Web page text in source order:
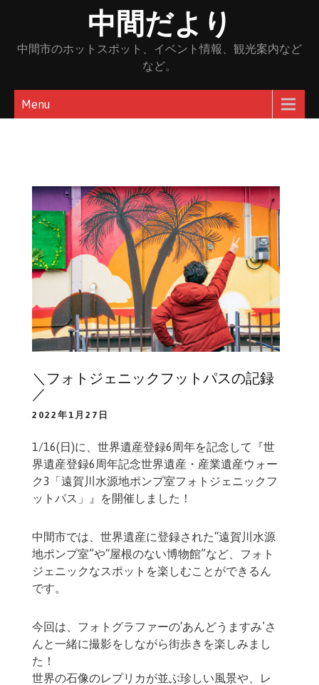
content
中間だより
中間市のホットスポット、イベント情報、観光案内など
など。
Menu
＼フォトジェニックフットパスの記録
／
2022年1月27日
1/16(日)に、世界遺産登録6周年を記念して『世
界遺産登録6周年記念世界遺産・産業遺産ウォー
ク3「遠賀川水源地ポンプ室フォトジェニックフ
ットパス」』を開催しました！
中間市では、世界遺産に登録された“遠賀川水源
地ポンプ室”や“屋根のない博物館”など、フォト
ジェニックなスポットを楽しむことができるん
です。
今回は、フォトグラファーの‘あんどうますみ’さ
んと一緒に撮影をしながら街歩きを楽しみまし
た！
世界の石像のレプリカが並ぶ珍しい風景や、レ